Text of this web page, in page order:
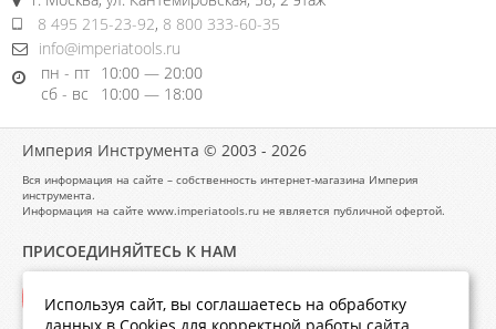
8 495 215-23-92, 8 800 333-60-35
info@imperiatools.ru
пн - пт 10:00 — 20:00
сб - вс
10:00 — 18:00
Империя Инструмента © 2003 - 2026
Вся информация на сайте – собственность интернет-магазина Империя
инструмента.
Информация на сайте www.imperiatools.ru не является публичной офертой.
ПРИСОЕДИНЯЙТЕСЬ К НАМ
Используя сайт, вы соглашаетесь на обработку